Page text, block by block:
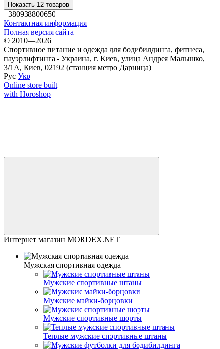
Показать 12 товаров
+380938800650
Контактная информация
Полная версия сайта
© 2010—2026
Спортивное питание и одежда для бодибилдинга, фитнеса,
пауэрлифтинга - Украина, г. Киев, улица Андрея Малышко,
3/1А, Киев, 02192 (станция метро Дарница)
Рус Укр
Online store built
with Horoshop
Интернет магазин MORDEX.NET
Мужская спортивная одежда
Мужские спортивные штаны
Мужские майки-борцовки
Мужские спортивные шорты
Теплые мужские спортивные штаны